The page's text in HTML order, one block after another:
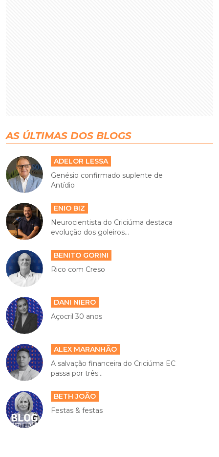
AS ÚLTIMAS DOS BLOGS
ADELOR LESSA
Genésio confirmado suplente de
Antídio
ENIO BIZ
Neurocientista do Criciúma destaca
evolução dos goleiros...
BENITO GORINI
Rico com Creso
DANI NIERO
Açocril 30 anos
ALEX MARANHÃO
A salvação financeira do Criciúma EC
passa por três...
BETH JOÃO
Festas & festas